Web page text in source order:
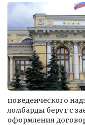
поведенческого
ломбарды берут с
оформления